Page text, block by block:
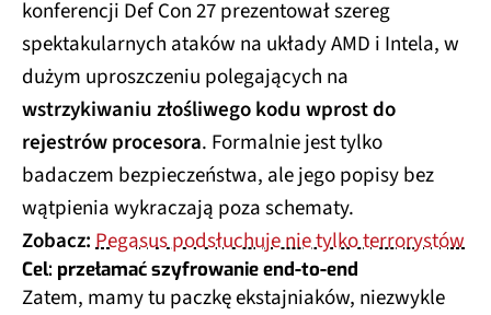
konferencji Def Con 27 prezentował szereg
spektakularnych ataków na układy AMD i Intela, w
dużym uproszczeniu polegających na
wstrzykiwaniu złośliwego kodu wprost do
rejestrów procesora. Formalnie jest tylko
badaczem bezpieczeństwa, ale jego popisy bez
wątpienia wykraczają poza schematy.
Zobacz:Pegasus podsłuchuje nie tylko terrorystów
Cel: przełamać szyfrowanie end-to-end
Zatem, mamy tu paczkę ekstajniaków, niezwykle